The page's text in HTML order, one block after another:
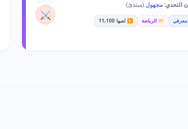
التحدي:مجهول(مبتدئ)
📁 الرياضة ▶️ لعبها 11,100 ⚔️